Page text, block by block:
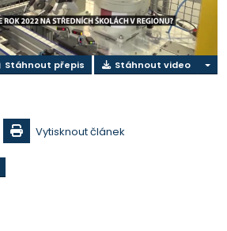
video
Stáhnout přepis Stáhnout video
Vytisknout článek